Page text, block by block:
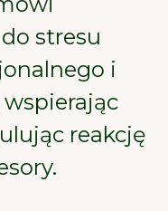
stresu
i
reakcję